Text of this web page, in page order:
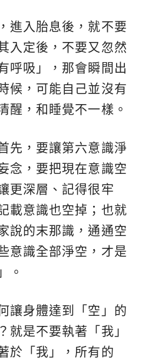
進入胎息後，就不要
入定後，不要又忽然
呼吸」，那會瞬間出
候，可能自己並沒有
醒，和睡覺不一樣。
先，要讓第六意識淨
念，要把現在意識空
更深層、記得很牢
載意識也空掉；也就
說的末那識，通通空
意識全部淨空，才是
。
讓身體達到「空」的
就是不要執著「我」
於「我」，所有的